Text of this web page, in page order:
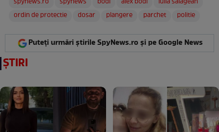
ordin de protectie
dosar plangere parchet politie
Puteți urmări știrile SpyNews.ro și pe Google News
ȘTIRI